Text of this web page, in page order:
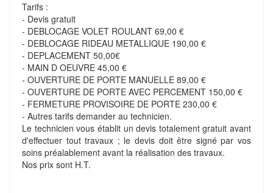
Tarifs :
- Devis gratuit
- DEBLOCAGE VOLET ROULANT 69,00 €
- DEBLOCAGE RIDEAU METALLIQUE 190,00 €
- DEPLACEMENT 50,00€
- MAIN D OEUVRE 45,00 €
- OUVERTURE DE PORTE MANUELLE 89,00 €
- OUVERTURE DE PORTE AVEC PERCEMENT 150,00 €
- FERMETURE PROVISOIRE DE PORTE 230,00 €
- Autres tarifs demander au technicien.
Le technicien vous établit un devis totalement gratuit avant
d'effectuer tout travaux ; le devis doit être signé par vos
soins préalablement avant la réalisation des travaux.
Nos prix sont H.T.